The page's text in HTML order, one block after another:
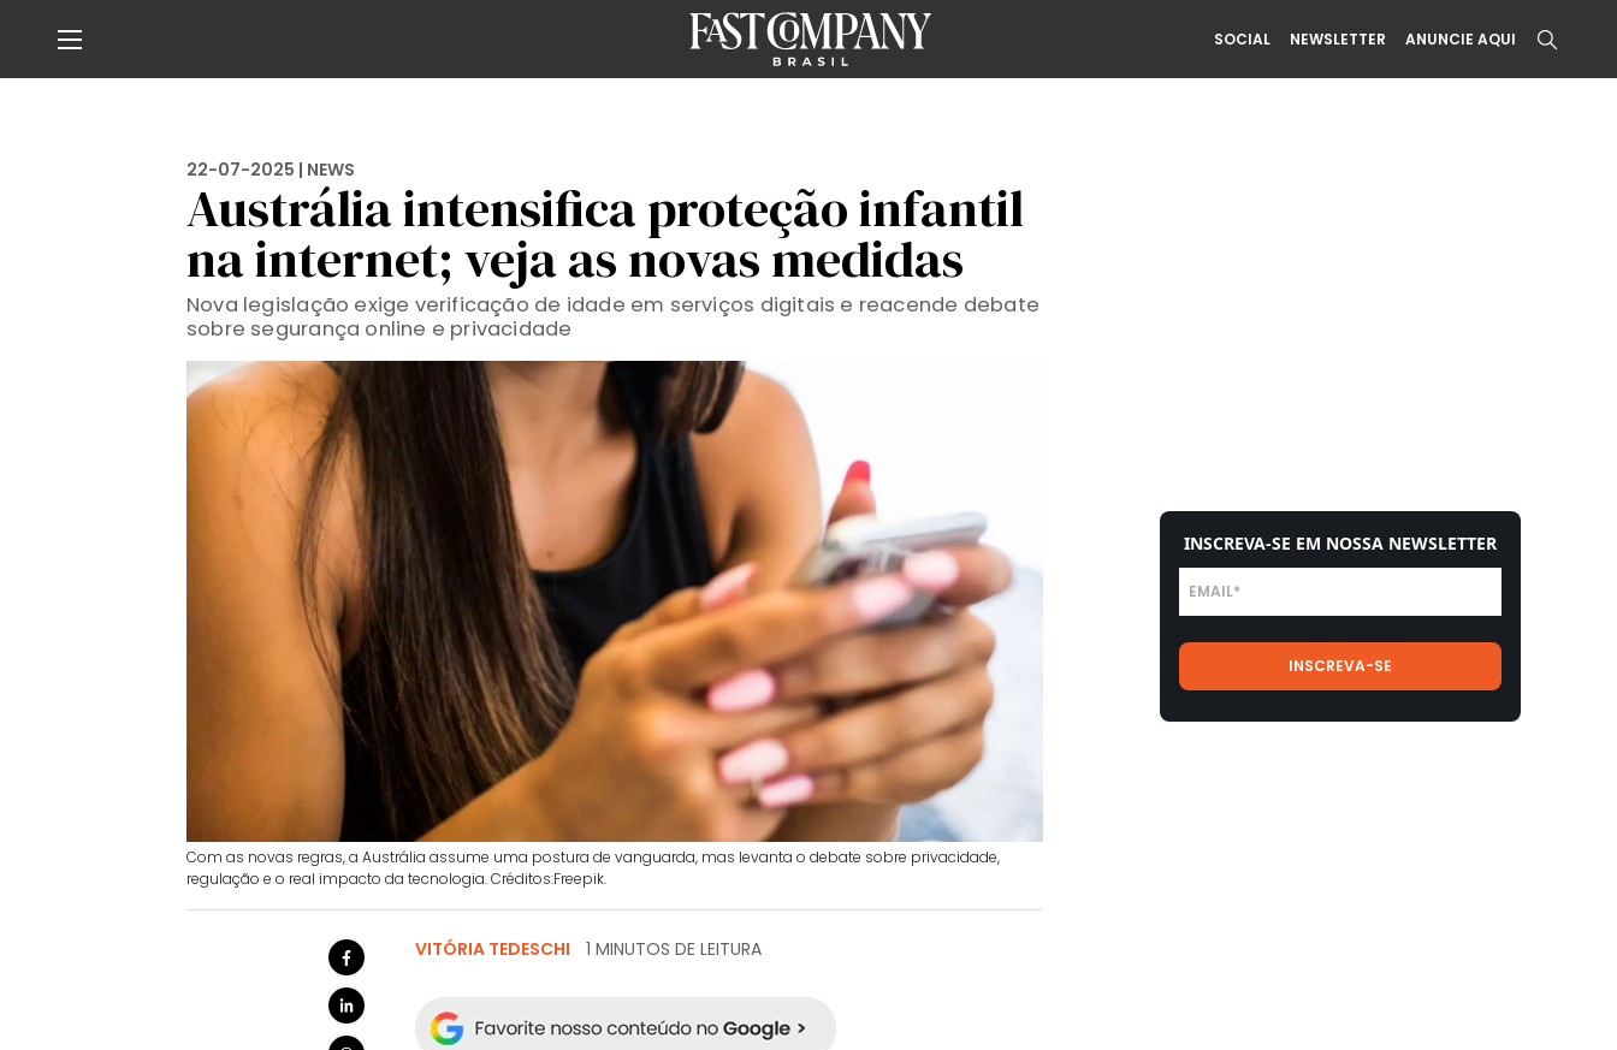
SOCIAL NEWSLETTER ANUNCIE AQUI
22-07-2025 | NEWS
Austrália intensifica proteção infantil
na internet; veja as novas medidas
Nova legislação exige verificação de idade em serviços digitais e reacende debate
sobre segurança online e privacidade
Com as novas regras, a Austrália assume uma postura de vanguarda, mas levanta o debate sobre privacidade,
regulação e o real impacto da tecnologia. Créditos:Freepik.
VITÓRIA TEDESCHI 1 MINUTOS DE LEITURA
INSCREVA-SE EM NOSSA NEWSLETTER